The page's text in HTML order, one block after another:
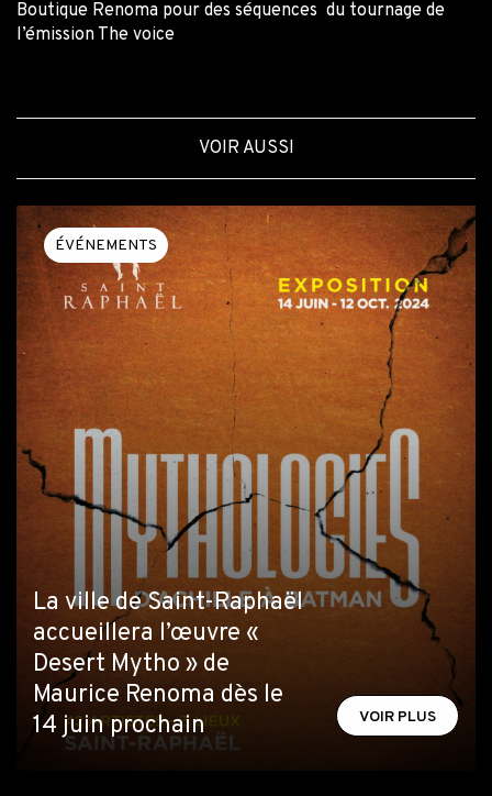
Boutique Renoma pour des séquences du tournage de
l’émission The voice
VOIR AUSSI
ÉVÉNEMENTS
La ville de Saint-Raphaël
accueillera l’œuvre «
Desert Mytho » de
Maurice Renoma dès le
14 juin prochain
VOIR PLUS